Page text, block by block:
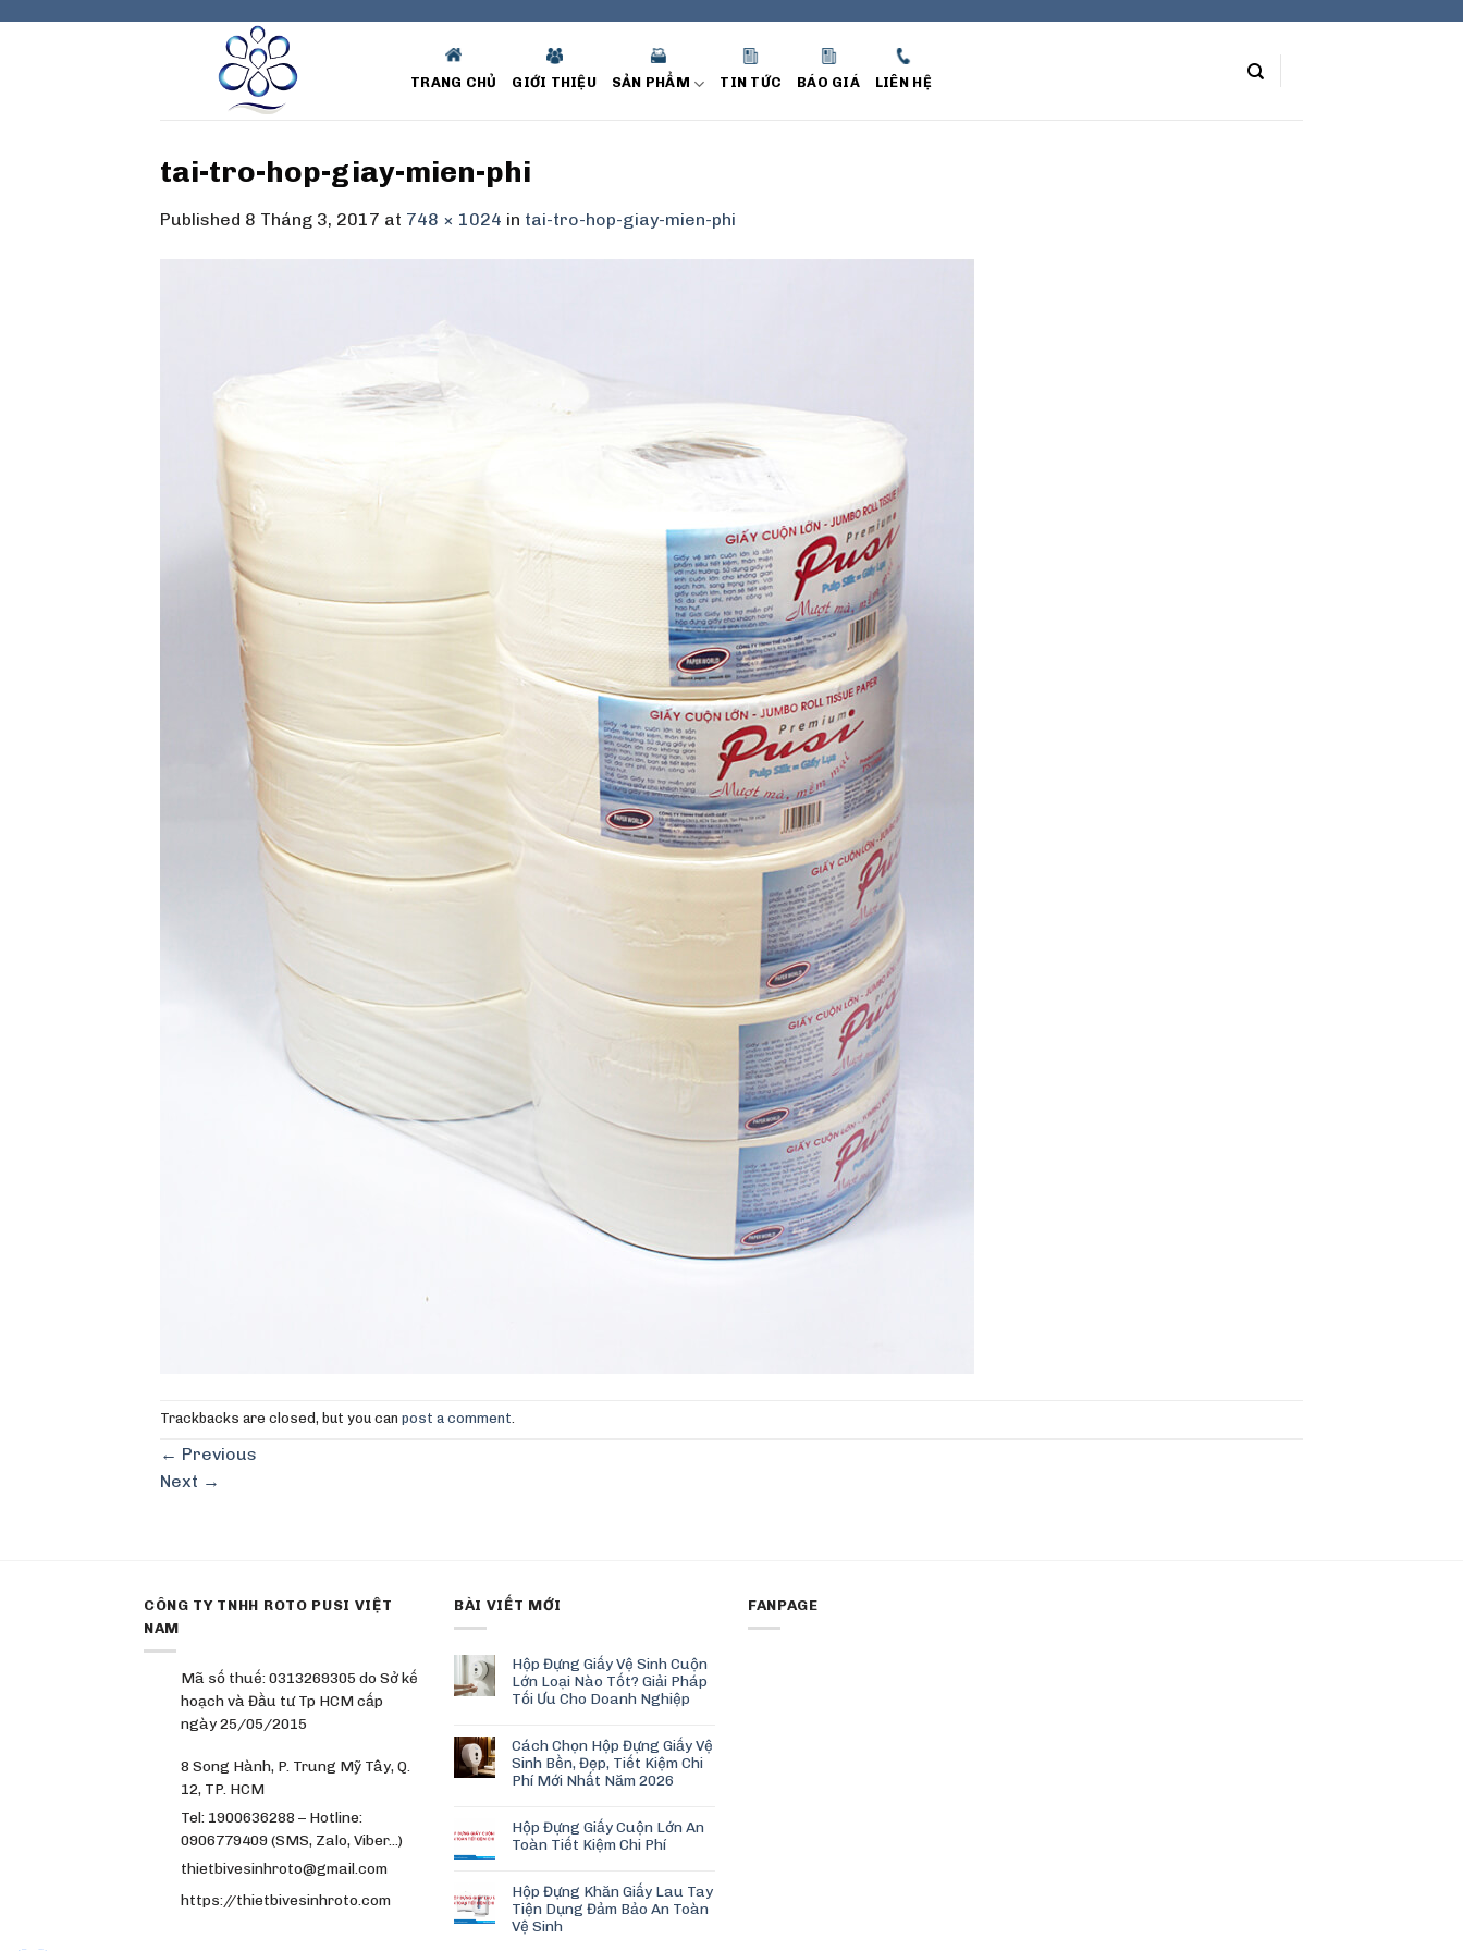
TRANG CHỦ GIỚI THIỆU SẢN PHẨM TIN TỨC BÁO GIÁ LIÊN HỆ
tai-tro-hop-giay-mien-phi
Published 8 Tháng 3, 2017 at 748 × 1024 in tai-tro-hop-giay-mien-phi
Trackbacks are closed, but you can post a comment
← Previous
Next →
CÔNG TY TNHH ROTO PUSI VIỆT
NAM
Mã số thuế: 0313269305 do Sở kế
hoạch và Đầu tư Tp HCM cấp
ngày 25/05/2015
8 Song Hành, P. Trung Mỹ Tây, Q.
12, TP. HCM
Tel: 1900636288 – Hotline:
0906779409 (SMS, Zalo, Viber…)
thietbivesinhroto@gmail.com
https://thietbivesinhroto.com
BÀI VIẾT MỚI
Hộp Đựng Giấy Vệ Sinh Cuộn
Lớn Loại Nào Tốt? Giải Pháp
Tối Ưu Cho Doanh Nghiệp
Cách Chọn Hộp Đựng Giấy Vệ
Sinh Bền, Đẹp, Tiết Kiệm Chi
Phí Mới Nhất Năm 2026
Hộp Đựng Giấy Cuộn Lớn An
Toàn Tiết Kiệm Chi Phí
Hộp Đựng Khăn Giấy Lau Tay
Tiện Dụng Đảm Bảo An Toàn
Vệ Sinh
FANPAGE